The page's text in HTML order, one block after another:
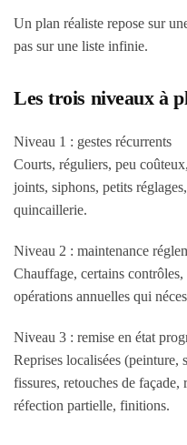
Un plan réaliste repose sur
pas sur une liste infinie.
Les trois niveaux à
Niveau 1 : gestes récurrents
Courts, réguliers, peu
joints, siphons, petits
quincaillerie.
Niveau 2 : maintenance
Chauffage, certains
opérations annuelles qui
Niveau 3 : remise en état
Reprises localisées (peinture,
fissures, retouches de façade,
réfection partielle, finitions.